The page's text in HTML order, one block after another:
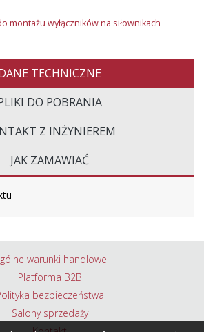
montażu wyłączników na siłownikach
TECHNICZNE
DO POBRANIA
Z INŻYNIEREM
JAK ZAMAWIAĆ
warunki handlowe
Platforma B2B
bezpieczeństwa
Salony sprzedaży